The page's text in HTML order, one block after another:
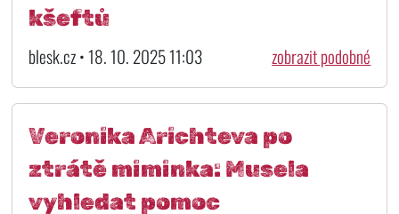
kšeftů
blesk.cz • 18. 10. 2025 11:03 zobrazit podobné
Veronika Arichteva po
ztrátě miminka: Musela
vyhledat pomoc